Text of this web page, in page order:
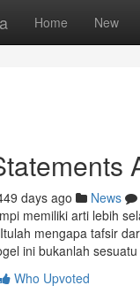
Home New
days ago News
memiliki arti lebih
mengapa tafsir
ini bukanlah
Who Upvoted